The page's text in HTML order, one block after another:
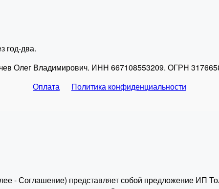
год-два.
Олег Владимирович. ИНН 667108553209. ОГРН
Оплата
Политика конфиденциальности
- Соглашение) представляет собой предложение ИП